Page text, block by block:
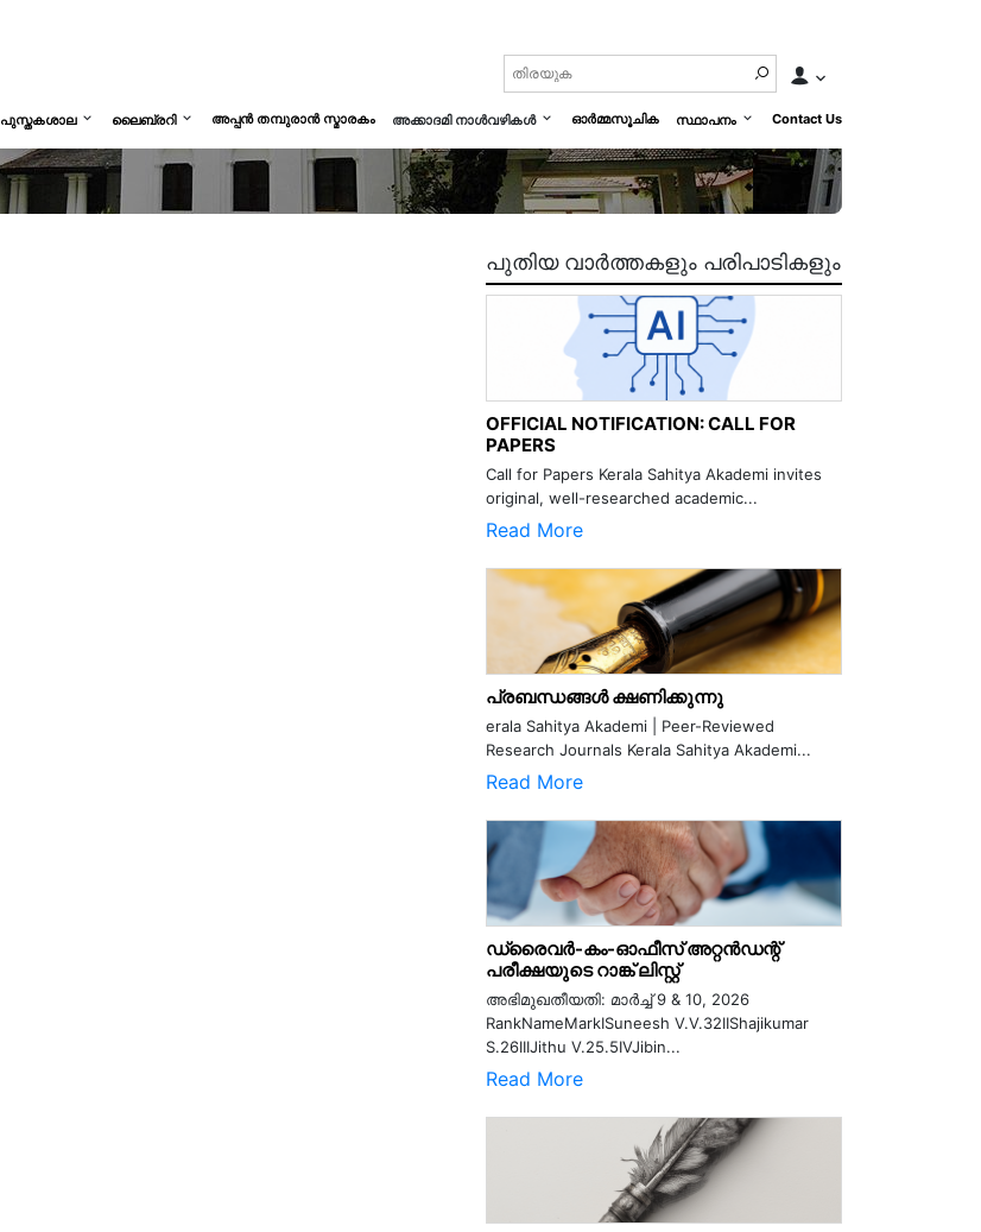
പുസ്തകശാല ലൈബ്രറി അപ്പൻ തമ്പുരാൻ സ്മാരകം അക്കാദമി നാൾവഴികൾ ഓർമ്മസൂചിക സ്ഥാപനം Contact Us
പുതിയ വാർത്തകളും പരിപാടികളും
OFFICIAL NOTIFICATION: CALL FOR
PAPERS
Call for Papers Kerala Sahitya Akademi invites
original, well-researched academic...
Read More
പ്രബന്ധങ്ങൾ ക്ഷണിക്കുന്നു
erala Sahitya Akademi | Peer-Reviewed
Research Journals Kerala Sahitya Akademi...
Read More
ഡ്രൈവർ-കം-ഓഫീസ് അറ്റൻഡന്റ്
പരീക്ഷയുടെ റാങ്ക് ലിസ്റ്റ്
അഭിമുഖതീയതി: മാർച്ച് 9 & 10, 2026
RankNameMarkISuneesh V.V.32IIShajikumar
S.26IIIJithu V.25.5IVJibin...
Read More